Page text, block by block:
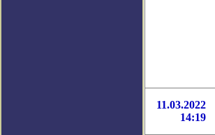
11.03.2022
14:19